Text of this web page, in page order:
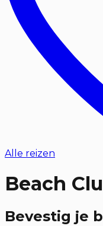
Alle reizen
Beach
Bevestig je